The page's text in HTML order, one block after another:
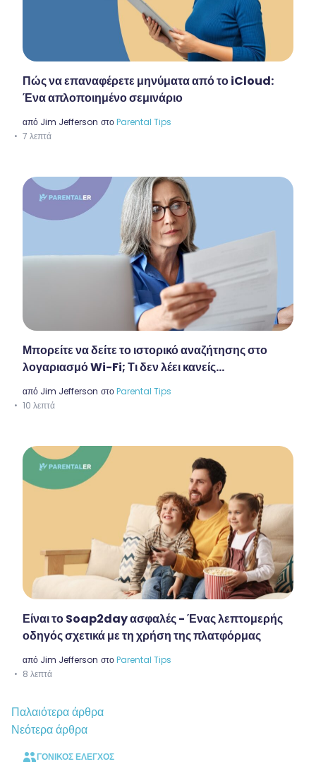
Πώς να επαναφέρετε μηνύματα από το iCloud:
Ένα απλοποιημένο σεμινάριο
από Jim Jefferson στοParental Tips
7 λεπτά
Μπορείτε να δείτε το ιστορικό αναζήτησης στο
λογαριασμό Wi-Fi; Τι δεν λέει κανείς...
από Jim Jefferson στοParental Tips
10 λεπτά
Είναι το Soap2day ασφαλές - Ένας λεπτομερής
οδηγός σχετικά με τη χρήση της πλατφόρμας
από Jim Jefferson στοParental Tips
8 λεπτά
Πλοήγηση
άρθρων
Παλαιότερα άρθρα
Νεότερα άρθρα
ΓΟΝΙΚΌΣ ΈΛΕΓΧΟΣ